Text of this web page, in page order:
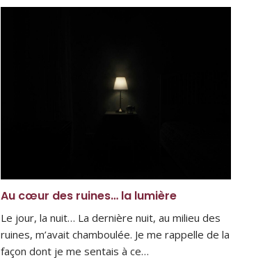
Au cœur des ruines… la lumière
Le jour, la nuit… La dernière nuit, au milieu des
ruines, m’avait chamboulée. Je me rappelle de la
façon dont je me sentais à ce…